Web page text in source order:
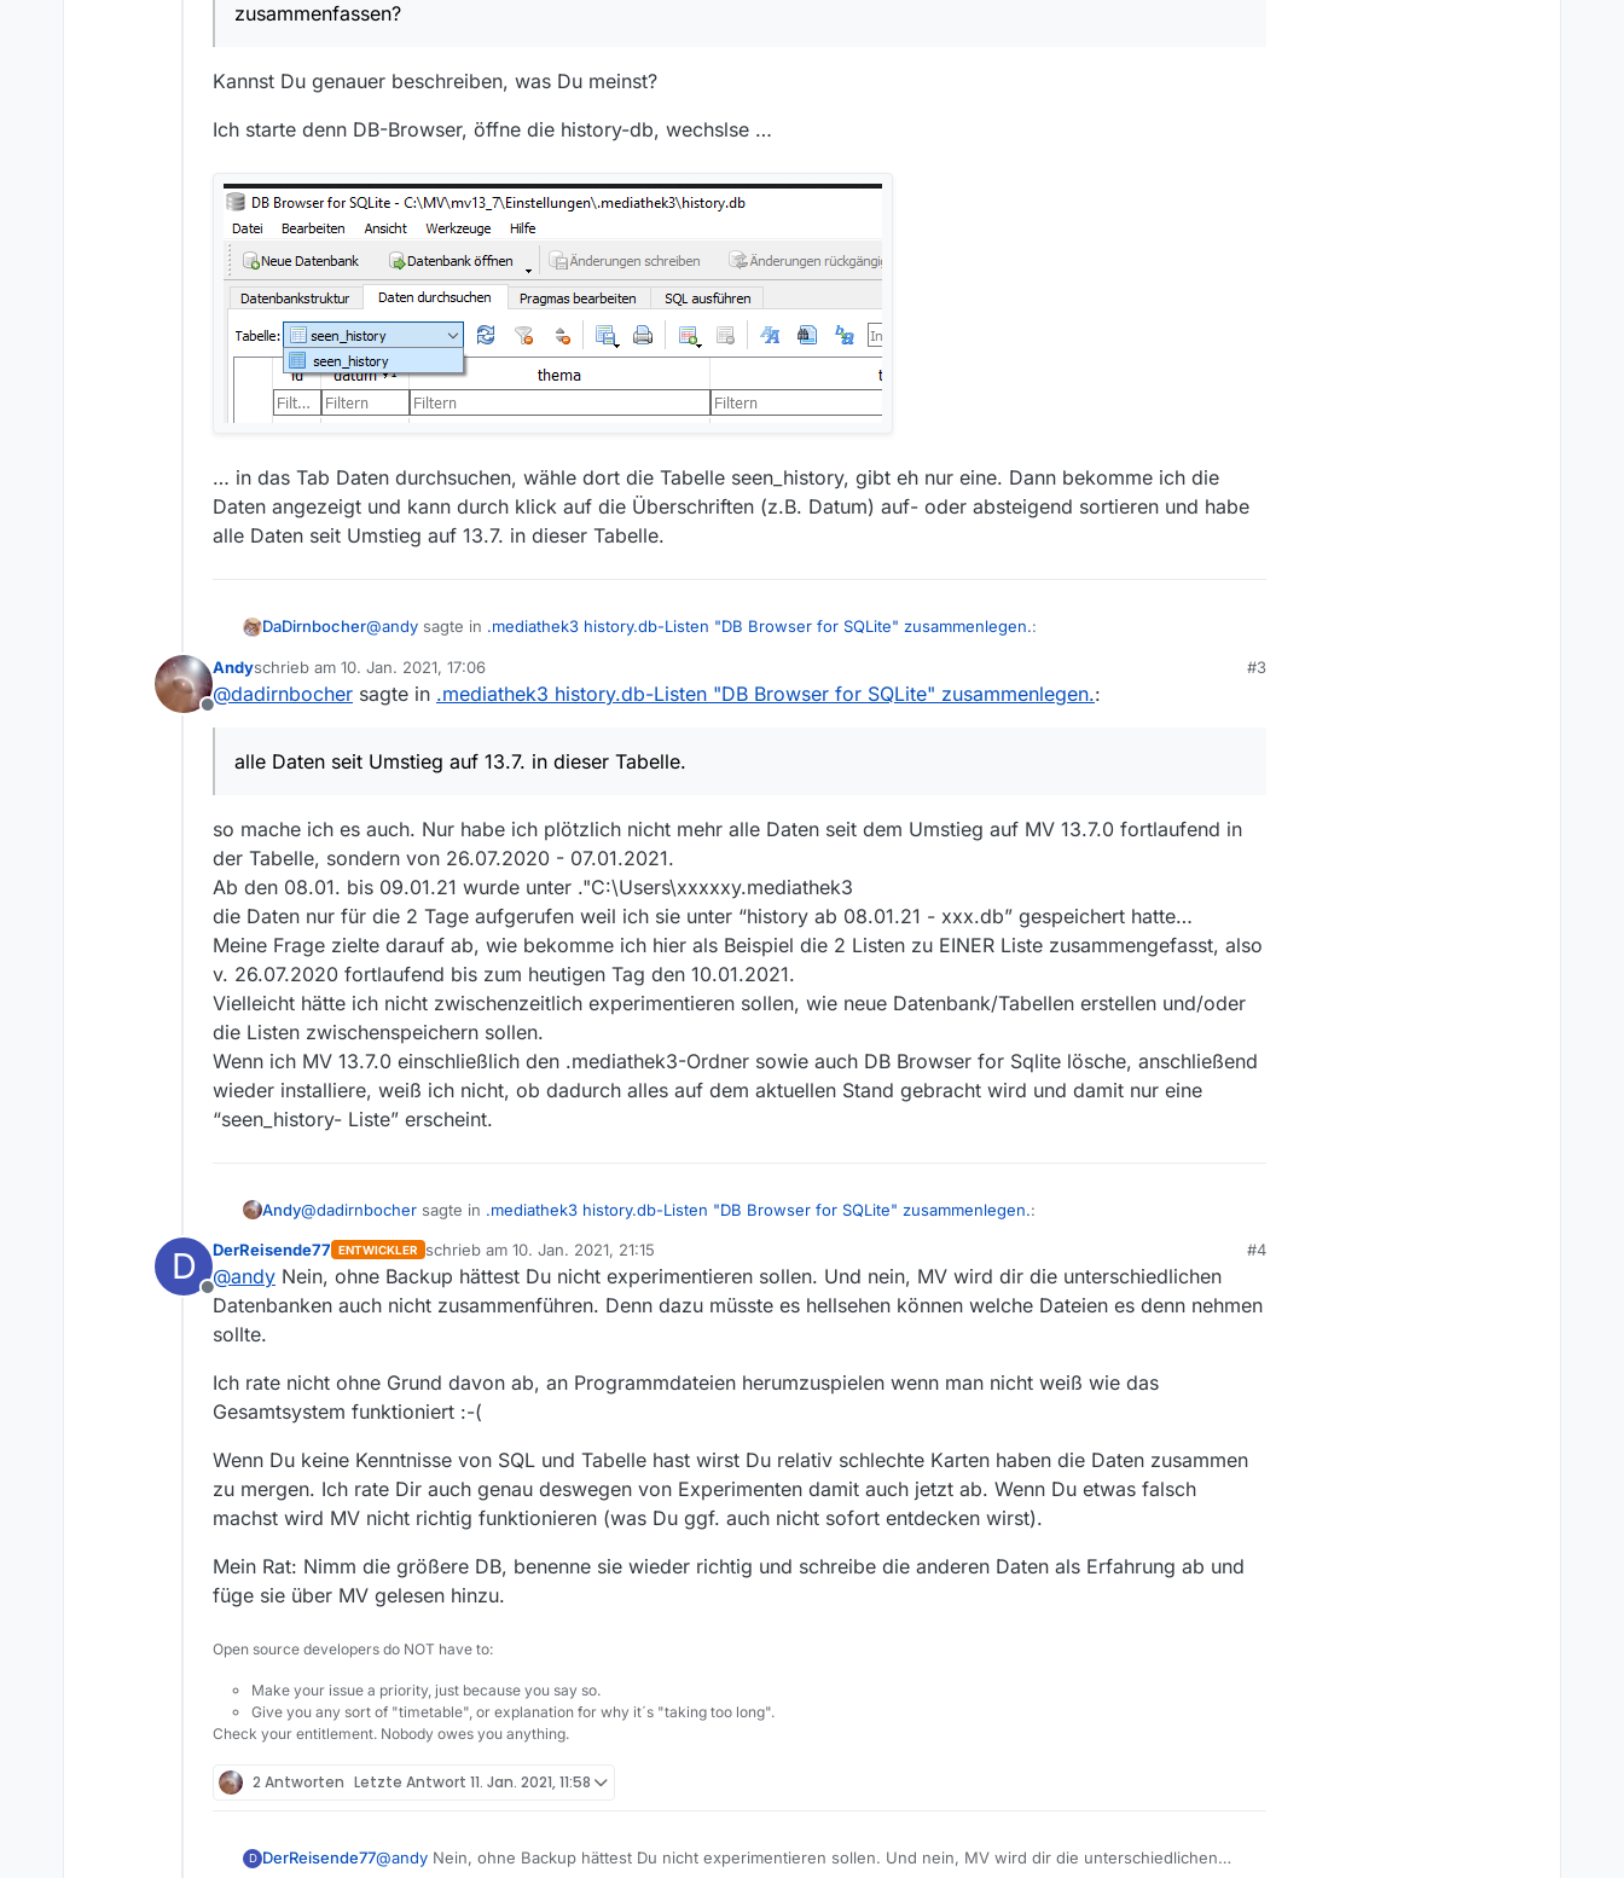
Mit freundlichem Gruß
zusammenfassen?
Kannst Du genauer beschreiben, was Du meinst?
Ich starte denn DB-Browser, öffne die history-db, wechslse …
… in das Tab Daten durchsuchen, wähle dort die Tabelle seen_history, gibt eh nur eine. Dann bekomme ich die
Daten angezeigt und kann durch klick auf die Überschriften (z.B. Datum) auf- oder absteigend sortieren und habe
alle Daten seit Umstieg auf 13.7. in dieser Tabelle.
DaDirnbocher@andy sagte in .mediathek3 history.db-Listen "DB Browser for SQLite" zusammenlegen.:
wie kann ich in .mediathek3 die history.db-Listen/Tabellen nach Datum fortlaufend zu einer Tabelle
… in das Tab Daten durchsuchen, wähle dort die Tabelle seen_history, gibt eh nur eine. Dann bekomme ich die Daten
angezeigt und kann durch klick auf die Überschriften (z.B. Datum) auf- oder absteigend sortieren und habe alle Daten
Offline
Andyschrieb am 10. Jan. 2021, 17:06
zuletzt editiert von
#3
@dadirnbocher sagte in .mediathek3 history.db-Listen "DB Browser for SQLite" zusammenlegen.:
alle Daten seit Umstieg auf 13.7. in dieser Tabelle.
so mache ich es auch. Nur habe ich plötzlich nicht mehr alle Daten seit dem Umstieg auf MV 13.7.0 fortlaufend in
der Tabelle, sondern von 26.07.2020 - 07.01.2021.
Ab den 08.01. bis 09.01.21 wurde unter ."C:\Users\xxxxxy.mediathek3
die Daten nur für die 2 Tage aufgerufen weil ich sie unter “history ab 08.01.21 - xxx.db” gespeichert hatte…
Meine Frage zielte darauf ab, wie bekomme ich hier als Beispiel die 2 Listen zu EINER Liste zusammengefasst, also
v. 26.07.2020 fortlaufend bis zum heutigen Tag den 10.01.2021.
Vielleicht hätte ich nicht zwischenzeitlich experimentieren sollen, wie neue Datenbank/Tabellen erstellen und/oder
die Listen zwischenspeichern sollen.
Wenn ich MV 13.7.0 einschließlich den .mediathek3-Ordner sowie auch DB Browser for Sqlite lösche, anschließend
wieder installiere, weiß ich nicht, ob dadurch alles auf dem aktuellen Stand gebracht wird und damit nur eine
“seen_history- Liste” erscheint.
Andy@dadirnbocher sagte in .mediathek3 history.db-Listen "DB Browser for SQLite" zusammenlegen.:
alle Daten seit Umstieg auf 13.7. in dieser Tabelle.
Ab den 08.01. bis 09.01.21 wurde unter ."C:\Users\xxxxxy.mediathek3
die Daten nur für die 2 Tage aufgerufen weil ich sie unter “history ab 08.01.21 - xxx.db” gespeichert hatte…
Meine Frage zielte darauf ab, wie bekomme ich hier als Beispiel die 2 Listen zu EINER Liste zusammengefasst, also v.
26.07.2020 fortlaufend bis zum heutigen Tag den 10.01.2021.
Vielleicht hätte ich nicht zwischenzeitlich experimentieren sollen, wie neue Datenbank/Tabellen erstellen und/oder die Listen
zwischenspeichern sollen.
Wenn ich MV 13.7.0 einschließlich den .mediathek3-Ordner sowie auch DB Browser for Sqlite lösche, anschließend wieder
erscheint.
D
Offline
DerReisende77 ENTWICKLER schrieb am 10. Jan. 2021, 21:15
zuletzt editiert von
#4
@andy Nein, ohne Backup hättest Du nicht experimentieren sollen. Und nein, MV wird dir die unterschiedlichen
Datenbanken auch nicht zusammenführen. Denn dazu müsste es hellsehen können welche Dateien es denn nehmen
sollte.
Ich rate nicht ohne Grund davon ab, an Programmdateien herumzuspielen wenn man nicht weiß wie das
Gesamtsystem funktioniert :-(
Wenn Du keine Kenntnisse von SQL und Tabelle hast wirst Du relativ schlechte Karten haben die Daten zusammen
zu mergen. Ich rate Dir auch genau deswegen von Experimenten damit auch jetzt ab. Wenn Du etwas falsch
machst wird MV nicht richtig funktionieren (was Du ggf. auch nicht sofort entdecken wirst).
Mein Rat: Nimm die größere DB, benenne sie wieder richtig und schreibe die anderen Daten als Erfahrung ab und
füge sie über MV gelesen hinzu.
Open source developers do NOT have to:
Make your issue a priority, just because you say so.
Give you any sort of "timetable", or explanation for why it´s "taking too long".
Check your entitlement. Nobody owes you anything.
2 Antworten Letzte Antwort 11. Jan. 2021, 11:58
D DerReisende77@andy Nein, ohne Backup hättest Du nicht experimentieren sollen. Und nein, MV wird dir die unterschiedlichen